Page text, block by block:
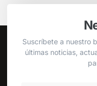
Suscríbete a nuestro
últimas noticias,